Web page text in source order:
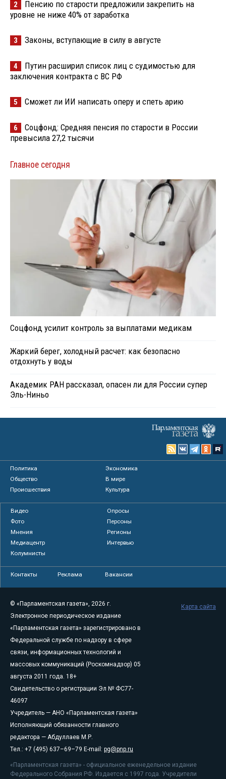
2
Пенсию по старости предложили закрепить на
уровне не ниже 40% от заработка
3 Законы, вступающие в силу в августе
4
Путин расширил список лиц с судимостью для
заключения контракта с ВС РФ
5 Сможет ли ИИ написать оперу и спеть арию
6
Соцфонд: Средняя пенсия по старости в России
превысила 27,2 тысячи
Главное сегодня
Соцфонд усилит контроль за выплатами медикам
Жаркий берег, холодный расчет: как безопасно
отдохнуть у воды
Академик РАН рассказал, опасен ли для России супер
Эль-Ниньо
Политика
Экономика
Общество
В мире
Происшествия
Культура
Видео
Опросы
Фото
Персоны
Мнения
Регионы
Медиацентр
Интервью
Колумнисты
Контакты Реклама Вакансии
© «Парламентская газета», 2026 г.
Электронное периодическое издание
«Парламентская газета» зарегистрировано в
Федеральной службе по надзору в сфере
связи, информационных технологий и
массовых коммуникаций (Роскомнадзор) 05
августа 2011 года. 18+
Свидетельство о регистрации Эл № ФС77-
46097
Учредитель — АНО «Парламентская газета»
Исполняющий обязанности главного
редактора — Абдуллаев М.Р.
Тел.: +7 (495) 637–69–79 E-mail: pg@pnp.ru
«Парламентская газета» - официальное еженедельное издание
Федерального Собрания РФ. Издается с 1997 года. Учредители
Карта сайта